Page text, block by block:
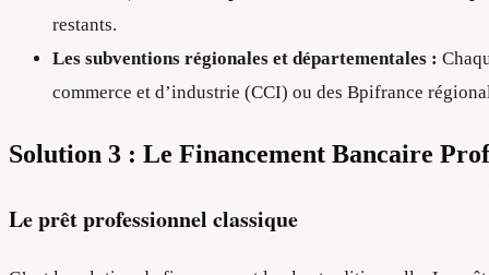
restants.
Les subventions régionales et départementales :
commerce et d’industrie (CCI) ou des Bpifrance
Solution 3 : Le Financement Bancaire
Le prêt professionnel classique